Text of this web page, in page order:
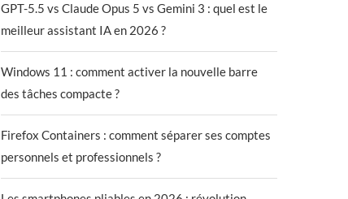
GPT-5.5 vs Claude Opus 5 vs Gemini 3 : quel est le
meilleur assistant IA en 2026 ?
Windows 11 : comment activer la nouvelle barre
des tâches compacte ?
Firefox Containers : comment séparer ses comptes
personnels et professionnels ?